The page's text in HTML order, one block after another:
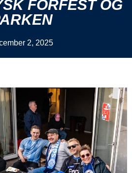
FORFEST OG
2, 2025